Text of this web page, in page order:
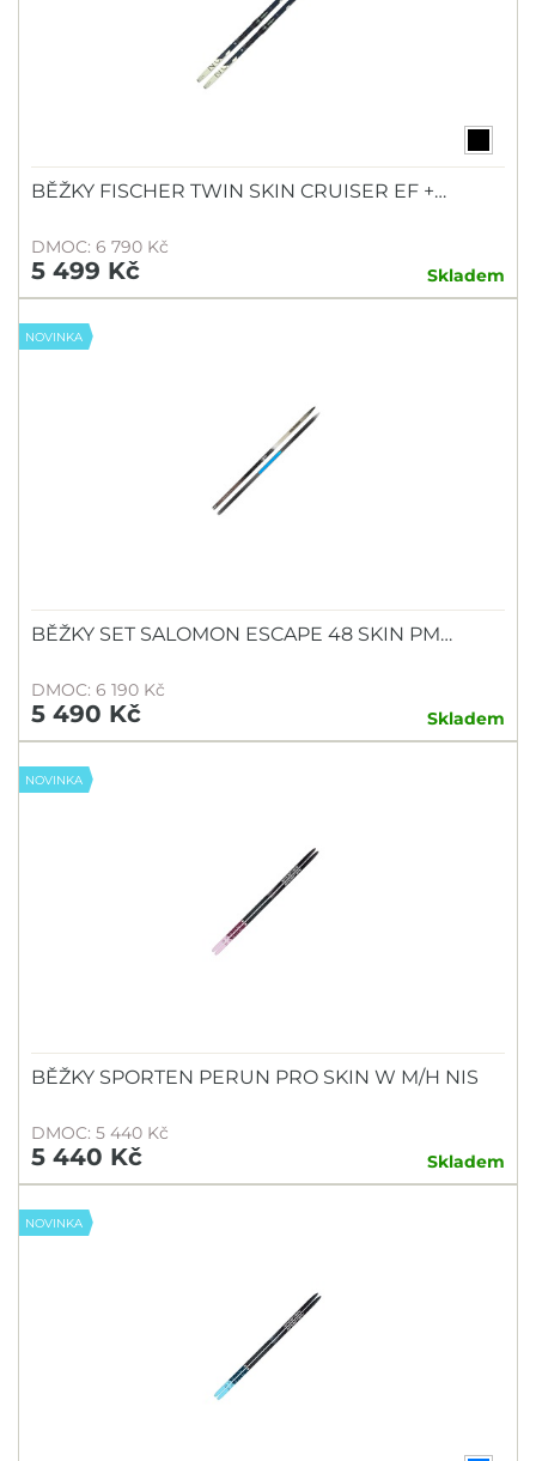
BĚŽKY FISCHER TWIN SKIN CRUISER EF +…
DMOC: 6 790 Kč
5 499 Kč Skladem
NOVINKA
BĚŽKY SET SALOMON ESCAPE 48 SKIN PM…
DMOC: 6 190 Kč
5 490 Kč Skladem
NOVINKA
BĚŽKY SPORTEN PERUN PRO SKIN W M/H NIS
DMOC: 5 440 Kč
5 440 Kč Skladem
NOVINKA